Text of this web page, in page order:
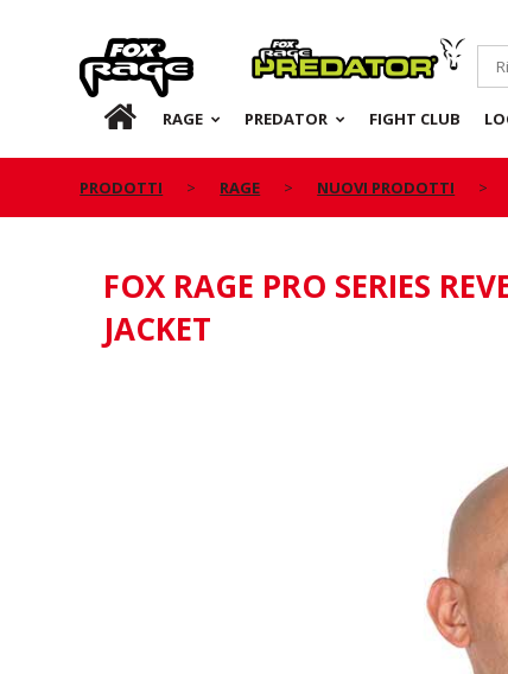
Rage Predator
IT RAGE PREDATOR FIGHT CLUB
PRODOTTI RAGE NUOVI PRODOTTI
FOX RAGE PRO SERIES
JACKET